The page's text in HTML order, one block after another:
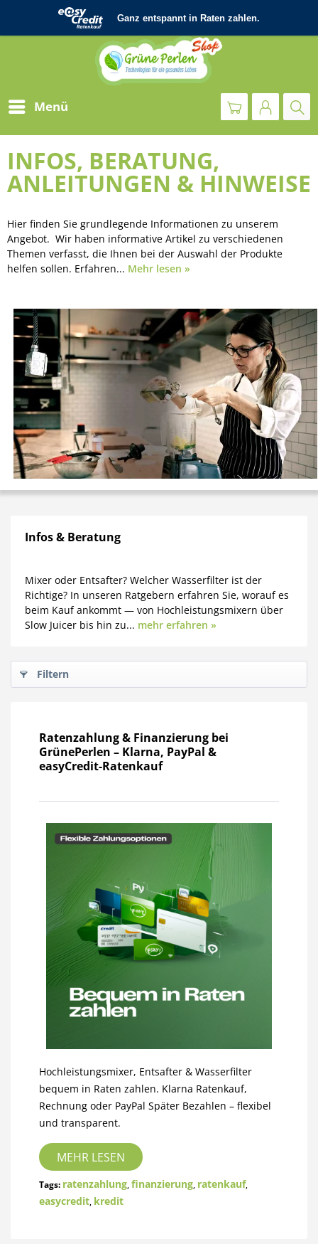
Menü
INFOS, BERATUNG,
ANLEITUNGEN & HINWEISE
Hier finden Sie grundlegende Informationen zu unserem
Angebot. Wir haben informative Artikel zu verschiedenen
Themen verfasst, die Ihnen bei der Auswahl der Produkte
helfen sollen. Erfahren... Mehr lesen »
Infos & Beratung
Mixer oder Entsafter? Welcher Wasserfilter ist der
Richtige? In unseren Ratgebern erfahren Sie, worauf es
beim Kauf ankommt — von Hochleistungsmixern über
Slow Juicer bis hin zu... mehr erfahren »
Filtern
Ratenzahlung & Finanzierung bei
GrünePerlen – Klarna, PayPal &
easyCredit-Ratenkauf
Hochleistungsmixer, Entsafter & Wasserfilter
bequem in Raten zahlen. Klarna Ratenkauf,
Rechnung oder PayPal Später Bezahlen – flexibel
und transparent.
MEHR LESEN
Tags: ratenzahlung,finanzierung, ratenkauf,
easycredit, kredit